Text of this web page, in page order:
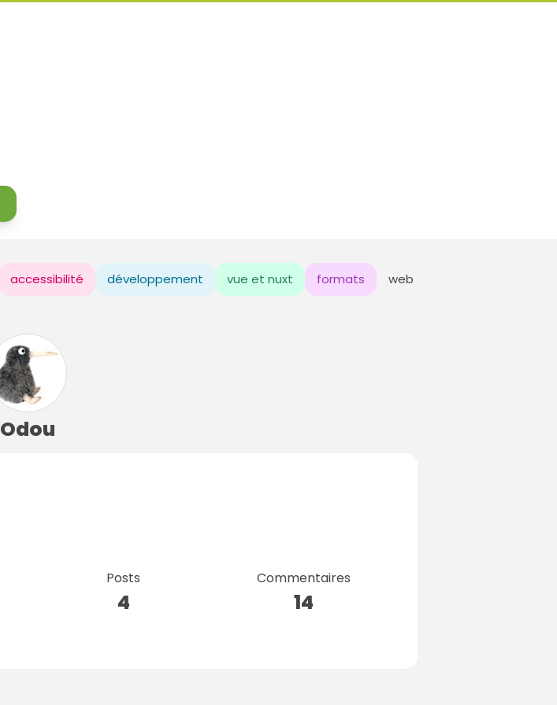
accessibilité développement vue et nuxt formats web
Odou
Posts
4
Commentaires
14